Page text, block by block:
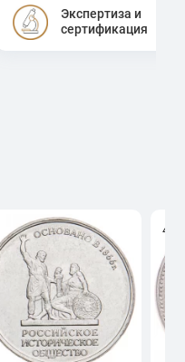
Экспертиза и
сертификация
4.0